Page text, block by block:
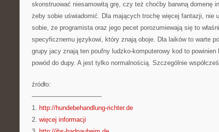
skonstruować niesamowitą grę, czy też choćby barwną domenę
żeby sobie uświadomić. Dla mających trochę więcej fantazji, nie
sobie, że programista oraz jego pecet porozumiewają się to
specyficznemu językowi, który znają oboje. Dla laików to warte
grupy jacy znają ten poufny ludzko-komputerowy kod to powinien
powód do dupy. A jest tylko normalnością. Szczególnie
źródło:
———————————
1. http://hundebehandlung-richter.de
2. więcej informacji